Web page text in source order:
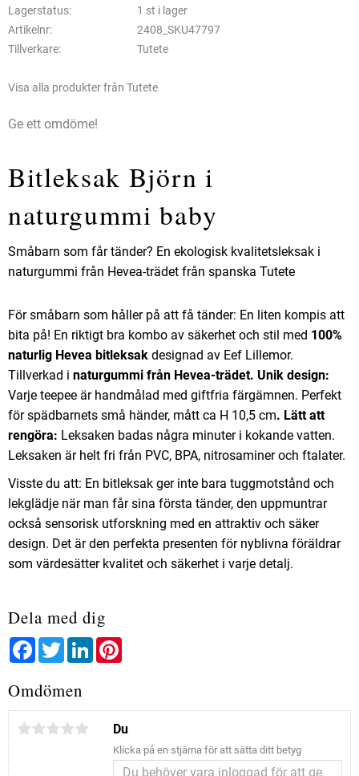
Lagerstatus
1 st i lager
Artikelnr
2408_SKU47797
Tillverkare
Tutete
Visa alla produkter från Tutete
Ge ett omdöme!
Bitleksak Björn i
naturgummi baby
Småbarn som får tänder? En ekologisk kvalitetsleksak i
naturgummi från Hevea-trädet från spanska Tutete
För småbarn som håller på att få tänder: En liten kompis att
bita på! En riktigt bra kombo av säkerhet och stil med 100%
naturlig Hevea bitleksak designad av Eef Lillemor.
Tillverkad i naturgummi från Hevea-trädet. Unik design:
Varje teepee är handmålad med giftfria färgämnen. Perfekt
för spädbarnets små händer, mått ca H 10,5 cm. Lätt att
rengöra: Leksaken badas några minuter i kokande vatten.
Leksaken är helt fri från PVC, BPA, nitrosaminer och ftalater.
Visste du att: En bitleksak ger inte bara tuggmotstånd och
lekglädje när man får sina första tänder, den uppmuntrar
också sensorisk utforskning med en attraktiv och säker
design. Det är den perfekta presenten för nyblivna föräldrar
som värdesätter kvalitet och säkerhet i varje detalj.
Dela med dig
FacebookTwitterLinkedIn
Omdömen
Du
Klicka på en stjärna för att sätta ditt betyg